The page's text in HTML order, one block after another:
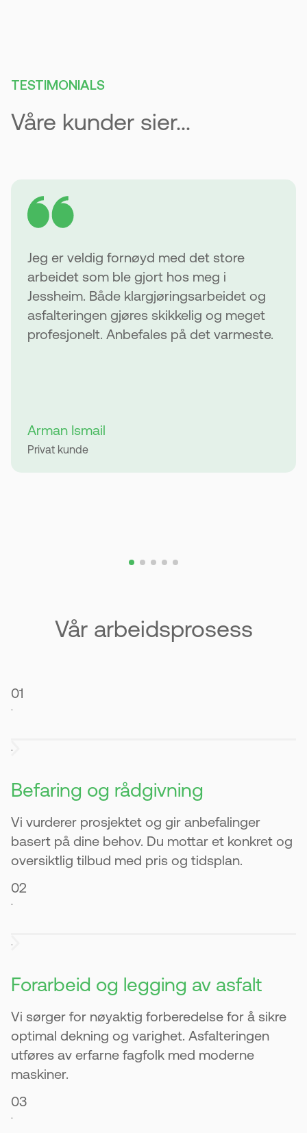
TESTIMONIALS
Våre kunder sier...
Jeg er veldig fornøyd med det store
arbeidet som ble gjort hos meg i
Jessheim. Både klargjøringsarbeidet og
asfalteringen gjøres skikkelig og meget
profesjonelt. Anbefales på det varmeste.
Arman Ismail
Privat kunde
Vår arbeidsprosess
01
.
.
Befaring og rådgivning
Vi vurderer prosjektet og gir anbefalinger
basert på dine behov. Du mottar et konkret og
oversiktlig tilbud med pris og tidsplan.
02
.
.
Forarbeid og legging av asfalt
Vi sørger for nøyaktig forberedelse for å sikre
optimal dekning og varighet. Asfalteringen
utføres av erfarne fagfolk med moderne
maskiner.
03
.